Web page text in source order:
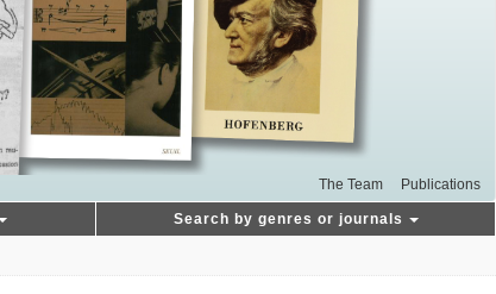
The Team Publications
Search by genres or journals